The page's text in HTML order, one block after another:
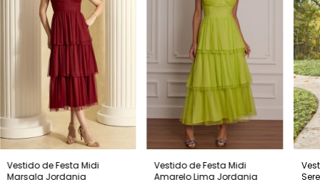
Vestido de Festa Midi
Marsala Jordania
Vestido de Festa Midi
Amarelo Lima Jordania